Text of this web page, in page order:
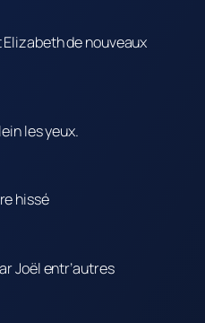
de nouveaux
les yeux.
hissé
Joël entr’autres